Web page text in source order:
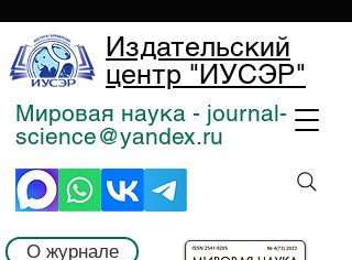
Издательский
центр "ИУСЭР"
Мировая наука - journal-
science@yandex.ru
О журнале